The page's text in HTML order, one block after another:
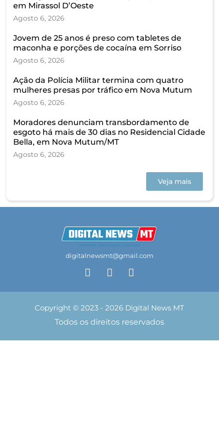
em Mirassol D’Oeste
Agosto 6, 2026
Jovem de 25 anos é preso com tabletes de
maconha e porções de cocaína em Sorriso
Agosto 6, 2026
Ação da Polícia Militar termina com quatro
mulheres presas por tráfico em Nova Mutum
Agosto 6, 2026
Moradores denunciam transbordamento de
esgoto há mais de 30 dias no Residencial Cidade
Bella, em Nova Mutum/MT
Agosto 6, 2026
Veja mais
digitalnewsmt@gmail.com
Copyright © 2023 - 2026 Digital News MT
Todos os direitos reservados